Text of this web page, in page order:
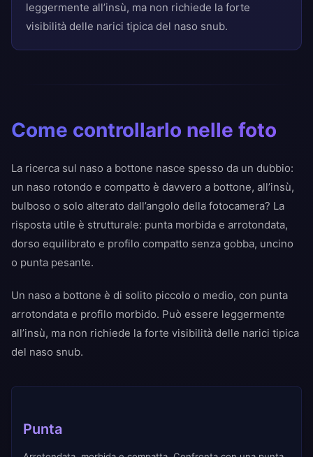
leggermente all’insù, ma non richiede la forte
visibilità delle narici tipica del naso snub.
Come controllarlo nelle foto
La ricerca sul naso a bottone nasce spesso da un dubbio:
un naso rotondo e compatto è davvero a bottone, all’insù,
bulboso o solo alterato dall’angolo della fotocamera? La
risposta utile è strutturale: punta morbida e arrotondata,
dorso equilibrato e profilo compatto senza gobba, uncino
o punta pesante.
Un naso a bottone è di solito piccolo o medio, con punta
arrotondata e profilo morbido. Può essere leggermente
all’insù, ma non richiede la forte visibilità delle narici tipica
del naso snub.
Punta